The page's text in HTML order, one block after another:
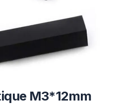
M3*12mm